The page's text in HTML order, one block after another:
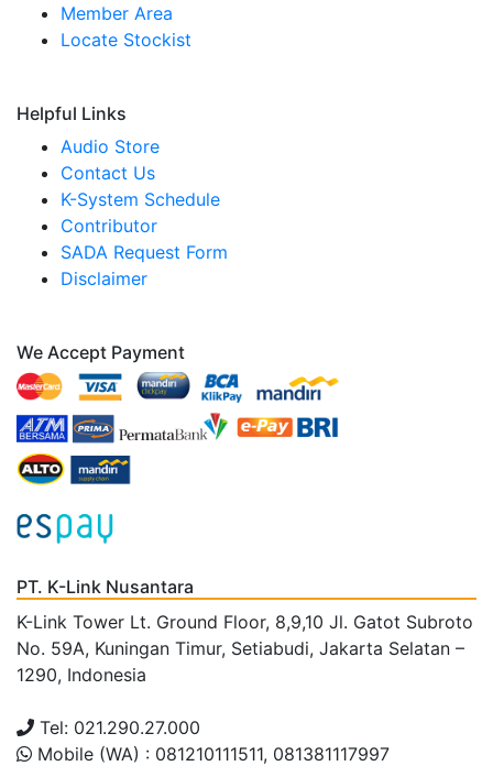
Member Area
Locate Stockist
Helpful Links
Audio Store
Contact Us
K-System Schedule
Contributor
SADA Request Form
Disclaimer
We Accept Payment
PT. K-Link Nusantara
K-Link Tower Lt. Ground Floor, 8,9,10 Jl. Gatot Subroto
No. 59A, Kuningan Timur, Setiabudi, Jakarta Selatan –
1290, Indonesia
Tel: 021.290.27.000
Mobile (WA) : 081210111511, 081381117997